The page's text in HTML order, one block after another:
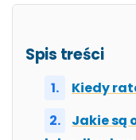
Spis treści
Kiedy
Jakie są